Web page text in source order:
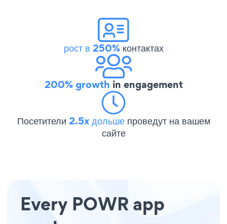
рост в 250%контактах
200% growth in engagement
Посетители 2.5x дольше проведут на вашем
сайте
Every POWR app